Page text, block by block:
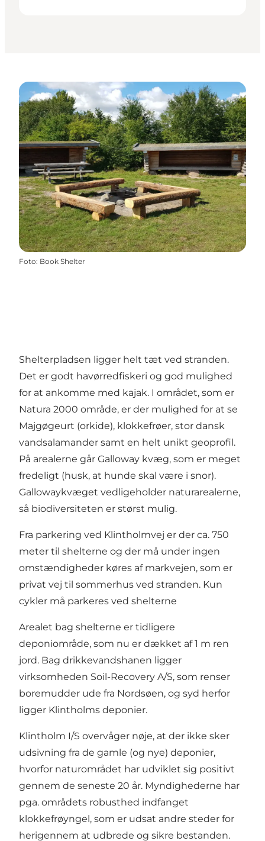
Foto: Book Shelter
Shelterpladsen ligger helt tæt ved stranden.
Det er godt havørredfiskeri og god mulighed
for at ankomme med kajak. I området, som er
Natura 2000 område, er der mulighed for at se
Majgøgeurt (orkide), klokkefrøer, stor dansk
vandsalamander samt en helt unikt geoprofil.
På arealerne går Galloway kvæg, som er meget
fredeligt (husk, at hunde skal være i snor).
Gallowaykvæget vedligeholder naturarealerne,
så biodiversiteten er størst mulig.
Fra parkering ved Klintholmvej er der ca. 750
meter til shelterne og der må under ingen
omstændigheder køres af markvejen, som er
privat vej til sommerhus ved stranden. Kun
cykler må parkeres ved shelterne
Arealet bag shelterne er tidligere
deponiområde, som nu er dækket af 1 m ren
jord. Bag drikkevandshanen ligger
virksomheden Soil-Recovery A/S, som renser
boremudder ude fra Nordsøen, og syd herfor
ligger Klintholms deponier.
Klintholm I/S overvåger nøje, at der ikke sker
udsivning fra de gamle (og nye) deponier,
hvorfor naturområdet har udviklet sig positivt
gennem de seneste 20 år. Myndighederne har
pga. områdets robusthed indfanget
klokkefrøyngel, som er udsat andre steder for
herigennem at udbrede og sikre bestanden.